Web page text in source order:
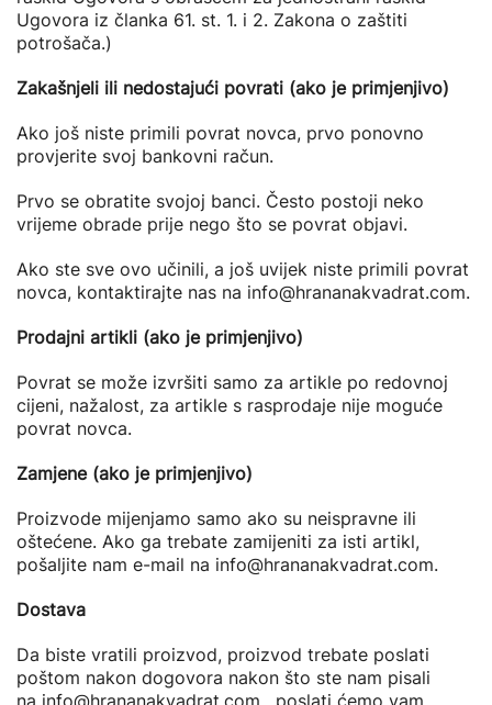
Ugovora iz članka 61. st. 1. i 2. Zakona o zaštiti
potrošača.)
Zakašnjeli ili nedostajući povrati (ako je primjenjivo)
Ako još niste primili povrat novca, prvo ponovno
provjerite svoj bankovni račun.
Prvo se obratite svojoj banci. Često postoji neko
vrijeme obrade prije nego što se povrat objavi.
Ako ste sve ovo učinili, a još uvijek niste primili povrat
novca, kontaktirajte nas na info@hrananakvadrat.com.
Prodajni artikli (ako je primjenjivo)
Povrat se može izvršiti samo za artikle po redovnoj
cijeni, nažalost, za artikle s rasprodaje nije moguće
povrat novca.
Zamjene (ako je primjenjivo)
Proizvode mijenjamo samo ako su neispravne ili
oštećene. Ako ga trebate zamijeniti za isti artikl,
pošaljite nam e-mail na info@hrananakvadrat.com.
Dostava
Da biste vratili proizvod, proizvod trebate poslati
poštom nakon dogovora nakon što ste nam pisali
na info@hrananakvadrat.com , poslati ćemo vam